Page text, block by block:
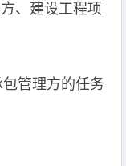
、建设工程项
管理方的任务